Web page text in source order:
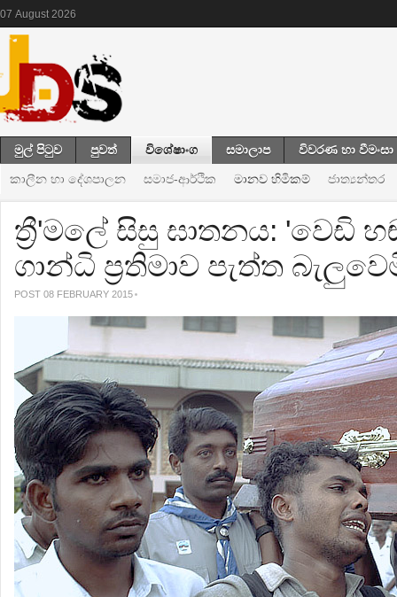
07 August 2026
මුල් පිටුව පුවත් විශේෂාංග සමාලාප විවරණ හා වීමංසා
කාලීන හා දේශපාලන සමාජ-ආර්ථික මානව හිමිකම් ජාත්‍යන්තර
ත්‍රී'මලේ සිසු ඝාතනය: 'වෙඩි
ගාන්ධි ප්‍රතිමාව පැත්ත
POST 08 FEBRUARY 2015